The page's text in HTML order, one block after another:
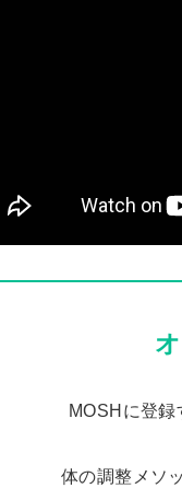
MOSHに登録
体の調整メソ